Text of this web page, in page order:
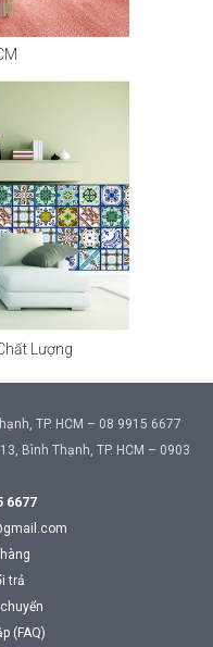
Lượng
TP. HCM – 08 9915 6677
Bình Thạnh, TP. HCM – 0903
6677
trả
(FAQ)